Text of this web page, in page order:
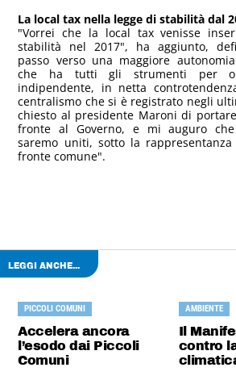
La local tax nella legge di stabilità dal
"Vorrei che la local tax venisse
stabilità nel 2017", ha aggiunto,
passo verso una maggiore
che ha tutti gli strumenti per
indipendente, in netta
centralismo che si è registrato negli
chiesto al presidente Maroni di
fronte al Governo, e mi auguro
saremo uniti, sotto la
fronte comune".
LEGGI ANCHE...
PICCOLI COMUNI
Accelera ancora
l’esodo dai Piccoli
Comuni
AMBIENTE
Il
contro